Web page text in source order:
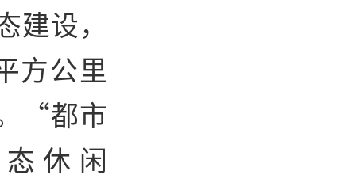
设，
方公里
“都市
休闲